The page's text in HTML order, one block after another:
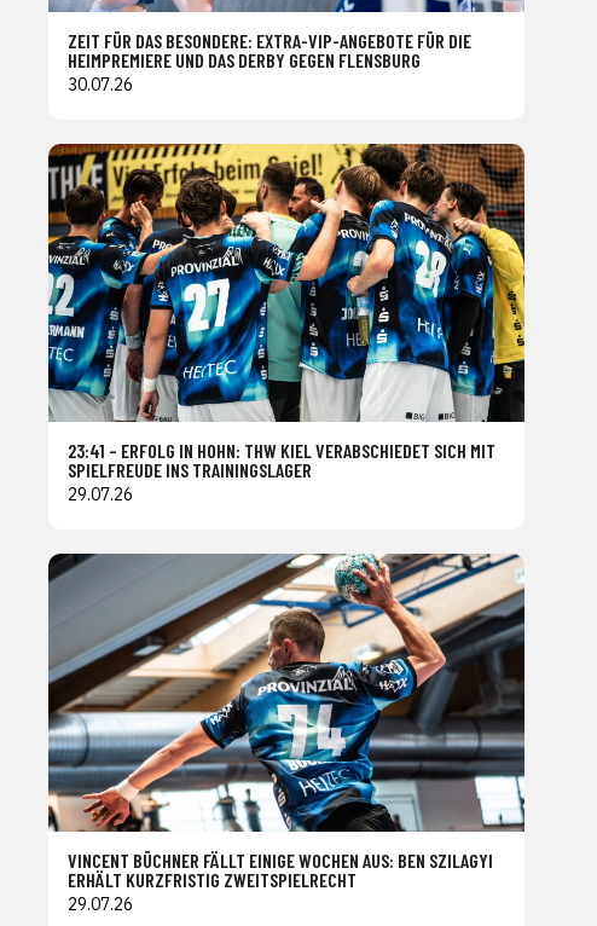
ZEIT FÜR DAS BESONDERE: EXTRA-VIP-ANGEBOTE FÜR DIE
HEIMPREMIERE UND DAS DERBY GEGEN FLENSBURG
30.07.26
23:41 – ERFOLG IN HOHN: THW KIEL VERABSCHIEDET SICH MIT
SPIELFREUDE INS TRAININGSLAGER
29.07.26
VINCENT BÜCHNER FÄLLT EINIGE WOCHEN AUS: BEN SZILAGYI
ERHÄLT KURZFRISTIG ZWEITSPIELRECHT
29.07.26